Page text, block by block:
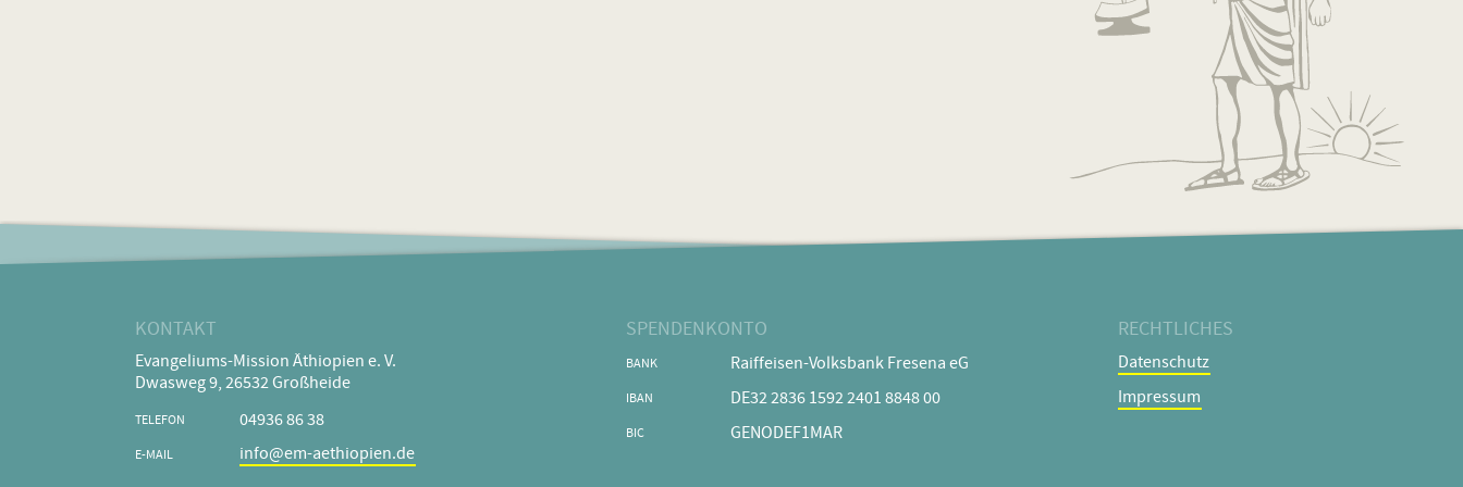
KONTAKT
Evangeliums-Mission Äthiopien e. V.
Dwasweg 9, 26532 Großheide
TELEFON 04936 86 38
E-MAIL info@em-aethiopien.de
SPENDENKONTO
BANK Raiffeisen-Volksbank Fresena eG
IBAN DE32 2836 1592 2401 8848 00
BIC GENODEF1MAR
RECHTLICHES
Navigation
überspringen
Datenschutz
Impressum